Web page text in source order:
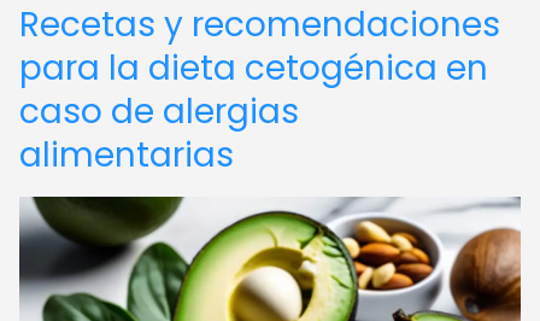
Recetas y recomendaciones
para la dieta cetogénica en
caso de alergias
alimentarias